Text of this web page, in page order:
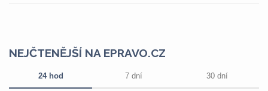
NEJČTENĚJŠÍ NA EPRAVO.CZ
24 hod 7 dní 30 dní